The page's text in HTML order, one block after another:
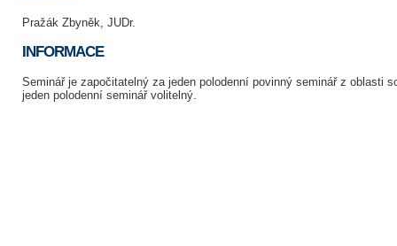
Pražák Zbyněk, JUDr.
INFORMACE
Seminář je započitatelný za jeden polodenní povinný seminář z oblasti
jeden polodenní seminář volitelný.